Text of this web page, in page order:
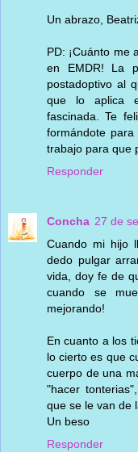
Un abrazo,
PD: ¡Cuánto me
en EMDR! La
postadoptivo al
que lo aplica
fascinada. Te
formándote
trabajo para que
Responder
Concha 27 de
Cuando mi hijo
dedo pulgar
vida, doy fe de
cuando se
mejorando!
En cuanto a los
lo cierto es que
cuerpo de una
"hacer
que se le van de
Un beso
Responder